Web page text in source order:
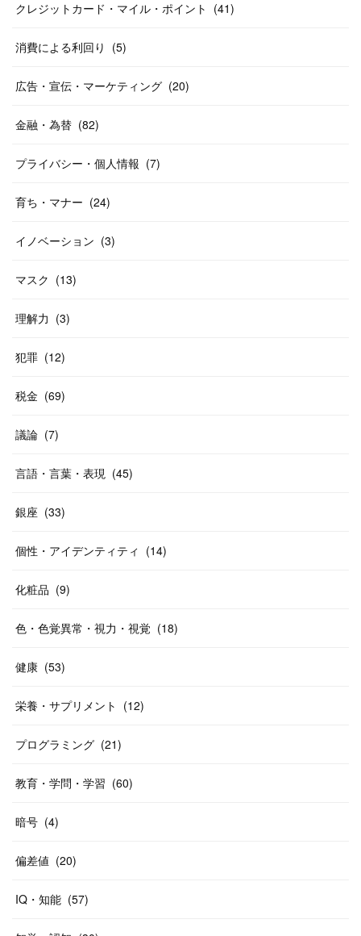
クレジットカード・マイル・ポイント (41)
消費による利回り (5)
広告・宣伝・マーケティング (20)
金融・為替 (82)
プライバシー・個人情報 (7)
育ち・マナー (24)
イノベーション (3)
マスク (13)
理解力 (3)
犯罪 (12)
税金 (69)
議論 (7)
言語・言葉・表現 (45)
銀座 (33)
個性・アイデンティティ (14)
化粧品 (9)
色・色覚異常・視力・視覚 (18)
健康 (53)
栄養・サプリメント (12)
プログラミング (21)
教育・学問・学習 (60)
暗号 (4)
偏差値 (20)
IQ・知能 (57)